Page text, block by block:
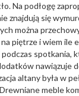
Na podłogę
znajdują się
można
piętrze i wiem ile
spotkania,
nawiązuje
altany była w
meble